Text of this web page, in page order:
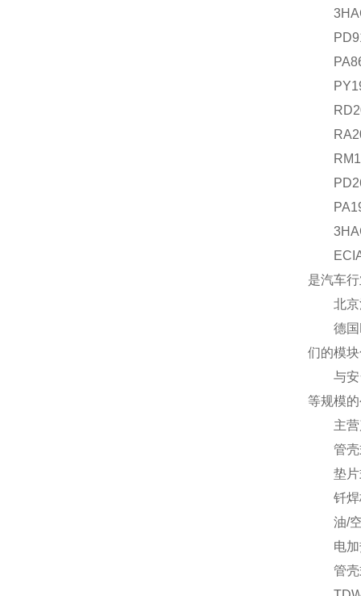
ECIA
是汽车
北京汉
德国
们的模
与安全
等规模
主营
管壳
垫片
钎焊
油/空
电加
管壳